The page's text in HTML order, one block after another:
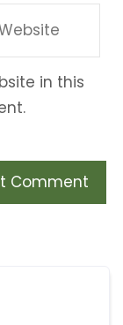
in this